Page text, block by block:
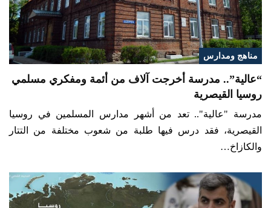
مناهج ومدارس
“عالية”.. مدرسة أخرجت آلاف من أئمة ومفكري مسلمي
روسيا القيصرية
مدرسة "عالية".. تعد من أشهر مدارس المسلمين في روسيا
القيصرية، فقد درس فيها طلبة من شعوب مختلفة من التتار
والكازاخ…